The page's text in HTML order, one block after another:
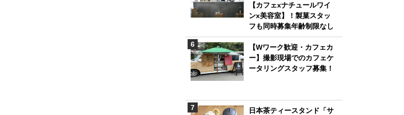
【カフェxナチュールワイ
ンx美容室】！製菓スタッ
フも同時募集年齢制限なし
【Wワーク歓迎・カフェカ
ー】撮影現場でのカフェケ
ータリングスタッフ募集！
日本茶ティースタンド「サ